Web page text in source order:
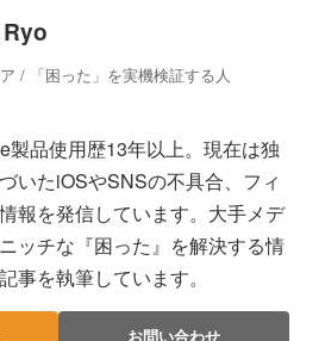
/ 「困った」を実機検証する人
製品使用歴13年以上。現在は独
いたiOSやSNSの不具合、フィ
報を発信しています。大手メデ
ッチな『困った』を解決する情
事を執筆しています。
お問い合わせ